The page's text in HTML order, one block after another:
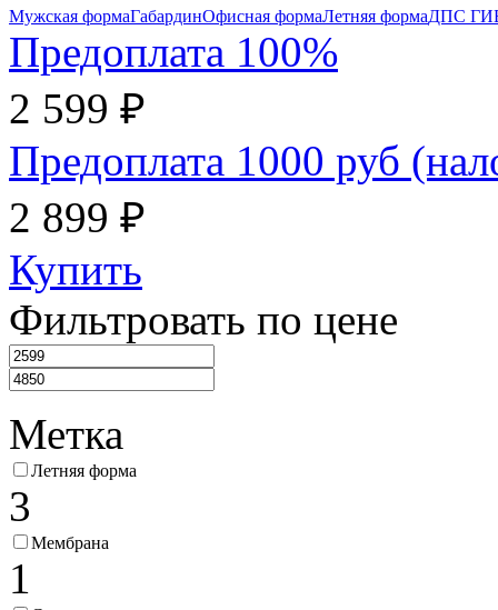
Мужская формаГабардинОфисная формаЛетняя формаДПС
Предоплата 100%
2 599 ₽
Предоплата 1000 руб
2 899 ₽
Купить
Фильтровать по цене
Метка
Летняя форма
3
Мембрана
1